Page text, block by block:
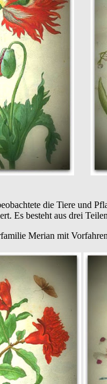
die Tiere und
Es besteht aus drei
Merian mit